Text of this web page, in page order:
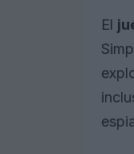
El